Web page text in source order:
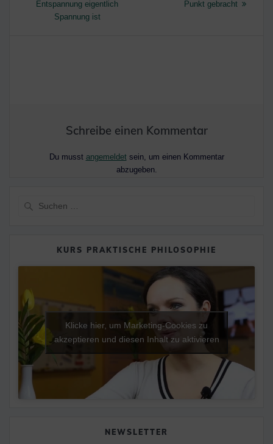
Entspannung eigentlich
Spannung ist
Beitrag:
Punkt gebracht
Schreibe einen Kommentar
Du musst angemeldetsein, um einen Kommentar
abzugeben.
KURS PRAKTISCHE PHILOSOPHIE
Klicke hier, um Marketing-Cookies zu
akzeptieren und diesen Inhalt zu aktivieren
NEWSLETTER